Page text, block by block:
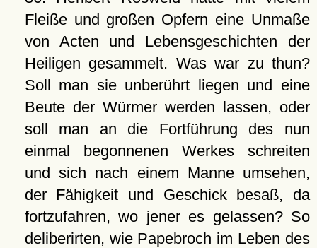
Fleiße und großen Opfern eine Unmaße
von Acten und Lebensgeschichten der
Heiligen gesammelt. Was war zu thun?
Soll man sie unberührt liegen und eine
Beute der Würmer werden lassen, oder
soll man an die Fortführung des nun
einmal begonnenen Werkes schreiten
und sich nach einem Manne umsehen,
der Fähigkeit und Geschick besaß, da
fortzufahren, wo jener es gelassen? So
deliberirten, wie Papebroch im Leben des